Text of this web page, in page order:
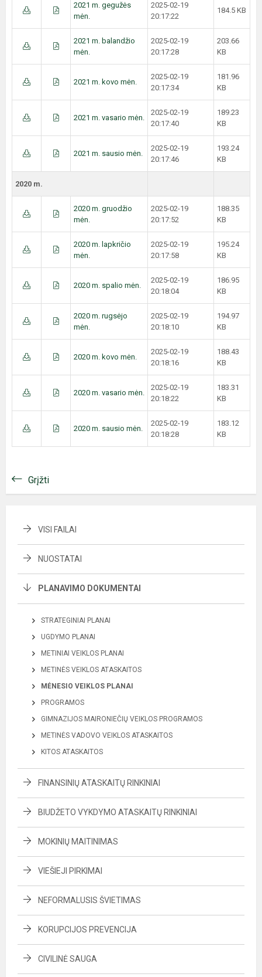
2021 m. gegužės
mėn.
2025-02-19
20:17:22
184.5 KB
2021 m. balandžio
mėn.
2025-02-19
20:17:28
203.66
KB
2021 m. kovo mėn.
2025-02-19
20:17:34
181.96
KB
2021 m. vasario mėn.
2025-02-19
20:17:40
189.23
KB
2021 m. sausio mėn.
2025-02-19
20:17:46
193.24
KB
2020 m.
2020 m. gruodžio
mėn.
2025-02-19
20:17:52
188.35
KB
2020 m. lapkričio
mėn.
2025-02-19
20:17:58
195.24
KB
2020 m. spalio mėn.
2025-02-19
20:18:04
186.95
KB
2020 m. rugsėjo
mėn.
2025-02-19
20:18:10
194.97
KB
2020 m. kovo mėn.
2025-02-19
20:18:16
188.43
KB
2020 m. vasario mėn.
2025-02-19
20:18:22
183.31
KB
2020 m. sausio mėn.
2025-02-19
20:18:28
183.12
KB
Grįžti
VISI FAILAI
NUOSTATAI
PLANAVIMO DOKUMENTAI
STRATEGINIAI PLANAI
UGDYMO PLANAI
METINIAI VEIKLOS PLANAI
METINĖS VEIKLOS ATASKAITOS
MĖNESIO VEIKLOS PLANAI
PROGRAMOS
GIMNAZIJOS MAIRONIEČIŲ VEIKLOS PROGRAMOS
METINĖS VADOVO VEIKLOS ATASKAITOS
KITOS ATASKAITOS
FINANSINIŲ ATASKAITŲ RINKINIAI
BIUDŽETO VYKDYMO ATASKAITŲ RINKINIAI
MOKINIŲ MAITINIMAS
VIEŠIEJI PIRKIMAI
NEFORMALUSIS ŠVIETIMAS
KORUPCIJOS PREVENCIJA
CIVILINĖ SAUGA